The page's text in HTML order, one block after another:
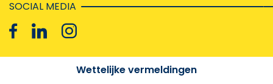
SOCIAL MEDIA
Wettelijke vermeldingen